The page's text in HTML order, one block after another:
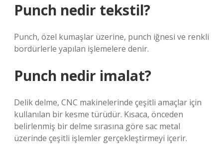
Punch nedir tekstil?
Punch, özel kumaşlar üzerine, punch iğnesi ve renkli
bordürlerle yapılan işlemelere denir.
Punch nedir imalat?
Delik delme, CNC makinelerinde çeşitli amaçlar için
kullanılan bir kesme türüdür. Kısaca, önceden
belirlenmiş bir delme sırasına göre sac metal
üzerinde çeşitli işlemler gerçekleştirmeyi içerir.